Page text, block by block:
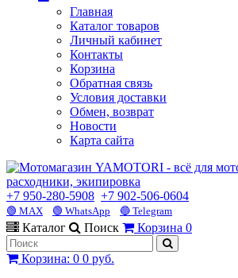
Главная
Каталог товаров
Личный кабинет
Контакты
Корзина
Обратная связь
Условия доставки
Обмен, возврат
Новости
Карта сайта
+7 950-280-5908 +7 902-506-0604
🟢 MAX 🟢 WhatsApp 🔵 Telegram
Каталог Поиск Корзина 0
Корзина: 0 0 руб.